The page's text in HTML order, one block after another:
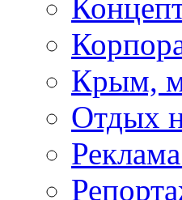
Крым,
Отдых